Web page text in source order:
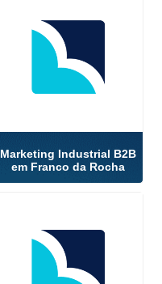
Marketing Industrial B2B
em Franco da Rocha